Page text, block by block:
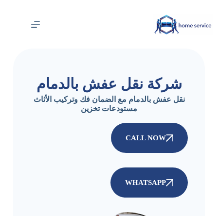
شركة نقل عفش بالدمام
نقل عفش بالدمام مع الضمان فك وتركيب الأثاث
مستودعات تخزين
CALL NOW
WHATSAPP